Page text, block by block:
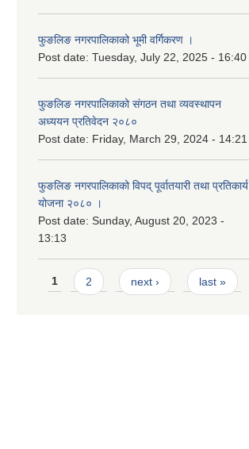
फुङलिङ नगरपालिकाको भूमी वर्गिकरण ।
Post date: Tuesday, July 22, 2025 - 16:40
फुङलिङ नगरपालिकाको संगठन तथा व्यवस्थापन
अध्ययन प्रतिवेदन २०८०
Post date: Friday, March 29, 2024 - 14:21
फुङलिङ नगरपालिकाको विपद् पूर्वातयारी तथा प्रतिकार्य
योजना २०८० ।
Post date: Sunday, August 20, 2023 -
13:13
Pages
1 2 next › last »